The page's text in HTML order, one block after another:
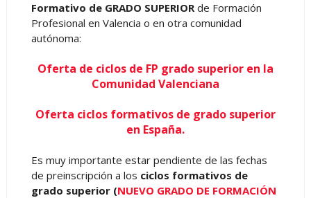
Formativo de GRADO SUPERIORde Formación
Profesional en Valencia o en otra comunidad
autónoma:
Oferta de ciclos de FP grado superior en la
Comunidad Valenciana
Oferta ciclos formativos de grado superior
en España.
Es muy importante estar pendiente de las fechas
de preinscripción a los ciclos formativos de
grado superior (NUEVO GRADO DE FORMACIÓN